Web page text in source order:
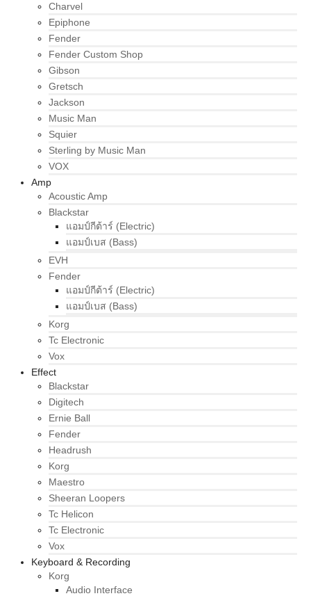
Charvel
Epiphone
Fender
Fender Custom Shop
Gibson
Gretsch
Jackson
Music Man
Squier
Sterling by Music Man
VOX
Amp
Acoustic Amp
Blackstar
แอมป์กีต้าร์ (Electric)
แอมป์เบส (Bass)
EVH
Fender
แอมป์กีต้าร์ (Electric)
แอมป์เบส (Bass)
Korg
Tc Electronic
Vox
Effect
Blackstar
Digitech
Ernie Ball
Fender
Headrush
Korg
Maestro
Sheeran Loopers
Tc Helicon
Tc Electronic
Vox
Keyboard & Recording
Korg
Audio Interface